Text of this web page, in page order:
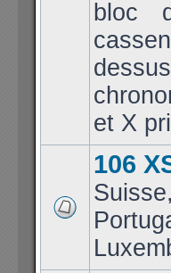
bloc
et X
106